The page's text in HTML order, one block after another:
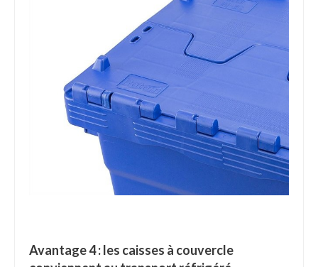
Avantage 4 : les caisses à couvercle